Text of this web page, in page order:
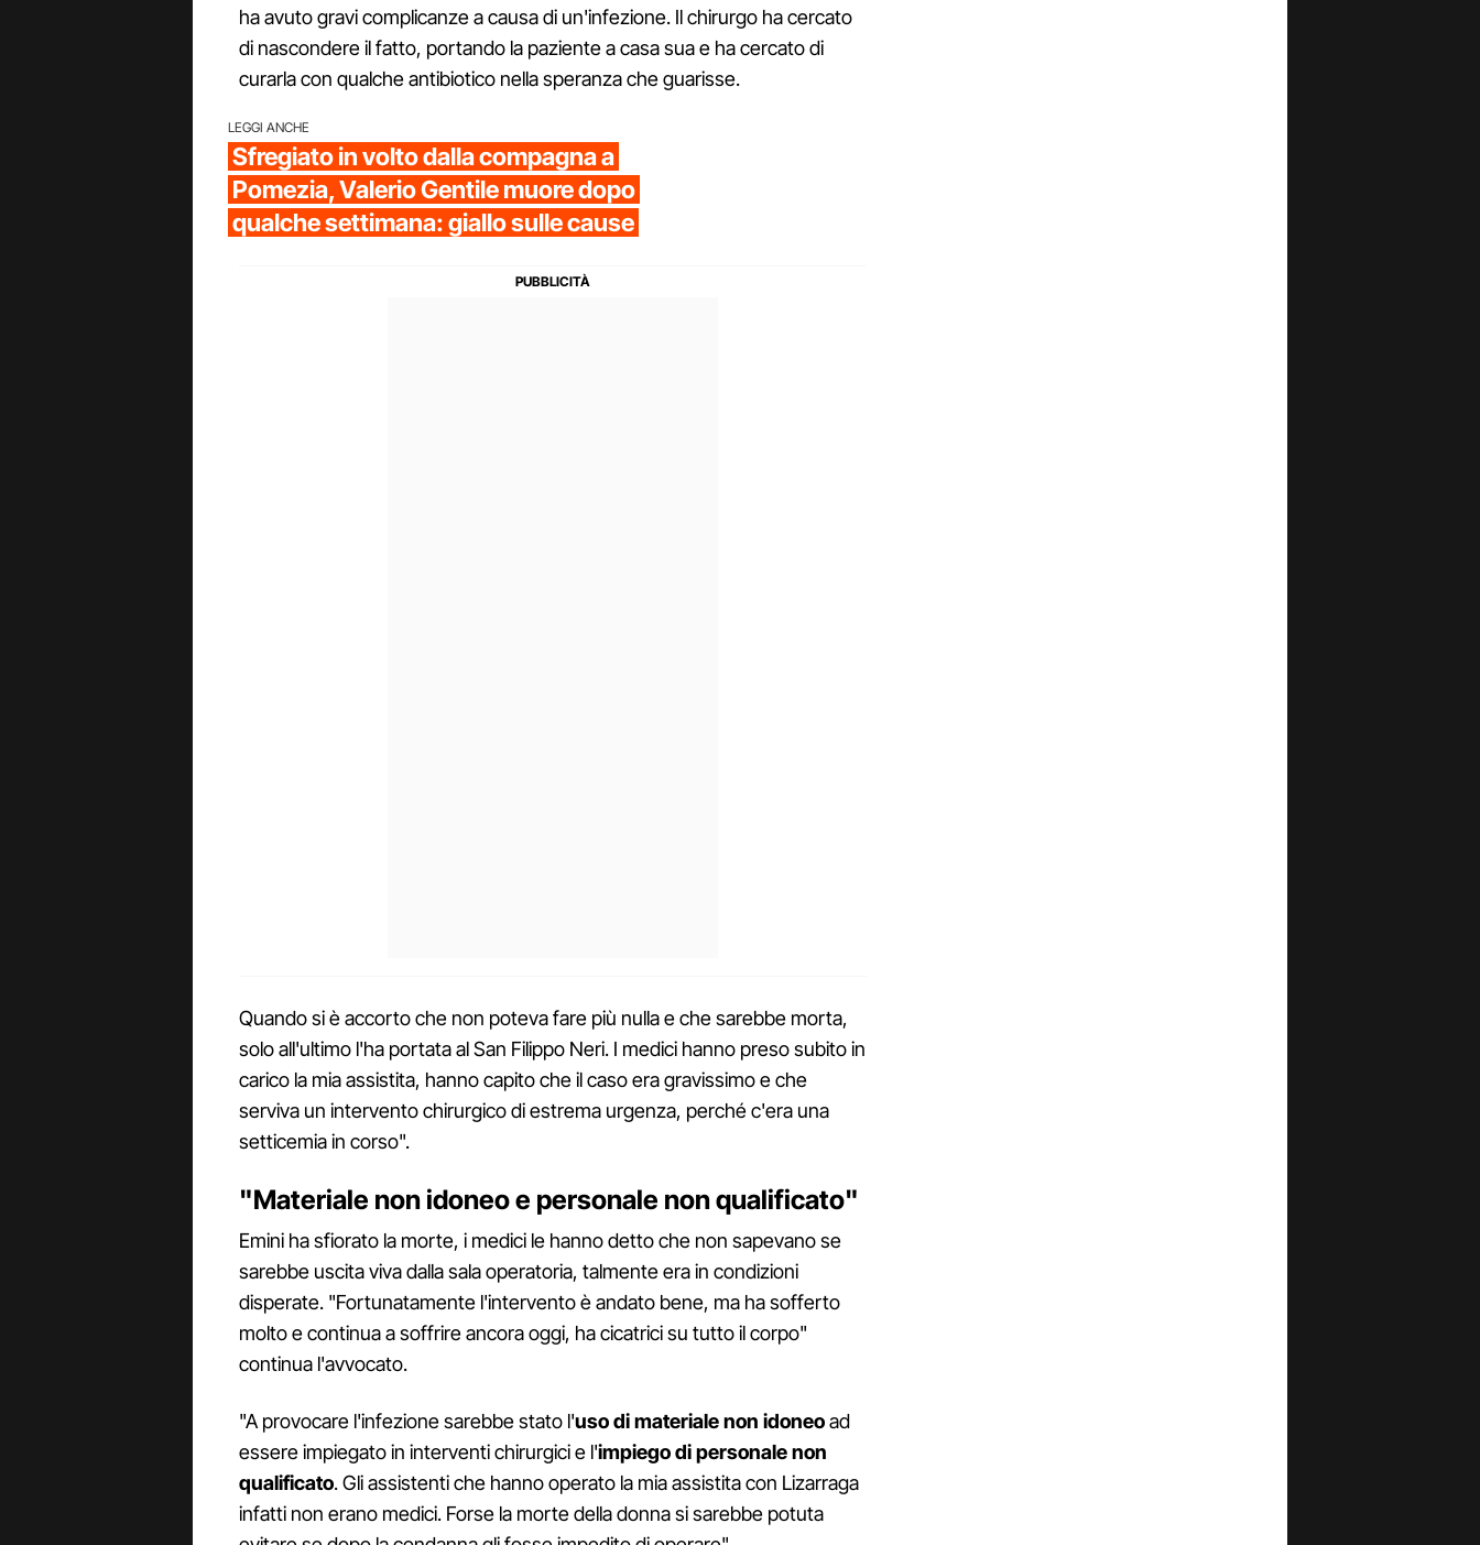
ha avuto gravi complicanze a causa di un'infezione. Il chirurgo ha cercato
di nascondere il fatto, portando la paziente a casa sua e ha cercato di
curarla con qualche antibiotico nella speranza che guarisse.
LEGGI ANCHE
Sfregiato in volto dalla compagna a
Pomezia, Valerio Gentile muore dopo
qualche settimana: giallo sulle cause
Quando si è accorto che non poteva fare più nulla e che sarebbe morta,
solo all'ultimo l'ha portata al San Filippo Neri. I medici hanno preso subito in
carico la mia assistita, hanno capito che il caso era gravissimo e che
serviva un intervento chirurgico di estrema urgenza, perché c'era una
setticemia in corso".
"Materiale non idoneo e personale non qualificato"
Emini ha sfiorato la morte, i medici le hanno detto che non sapevano se
sarebbe uscita viva dalla sala operatoria, talmente era in condizioni
disperate. "Fortunatamente l'intervento è andato bene, ma ha sofferto
molto e continua a soffrire ancora oggi, ha cicatrici su tutto il corpo"
continua l'avvocato.
"A provocare l'infezione sarebbe stato l'uso di materiale non idoneoad
essere impiegato in interventi chirurgici e l'impiego di personale non
qualificato. Gli assistenti che hanno operato la mia assistita con Lizarraga
infatti non erano medici. Forse la morte della donna si sarebbe potuta